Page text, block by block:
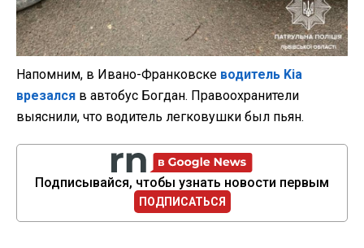
Напомним, в Ивано-Франковске водитель Kia
врезался в автобус Богдан. Правоохранители
выяснили, что водитель легковушки был пьян.
Подписывайся, чтобы узнать новости первым
ПОДПИСАТЬСЯ